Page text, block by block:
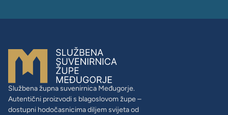
Službena župna suvenirnica Međugorje.
Autentični proizvodi s blagoslovom župe –
dostupni hodočasnicima diljem svijeta od